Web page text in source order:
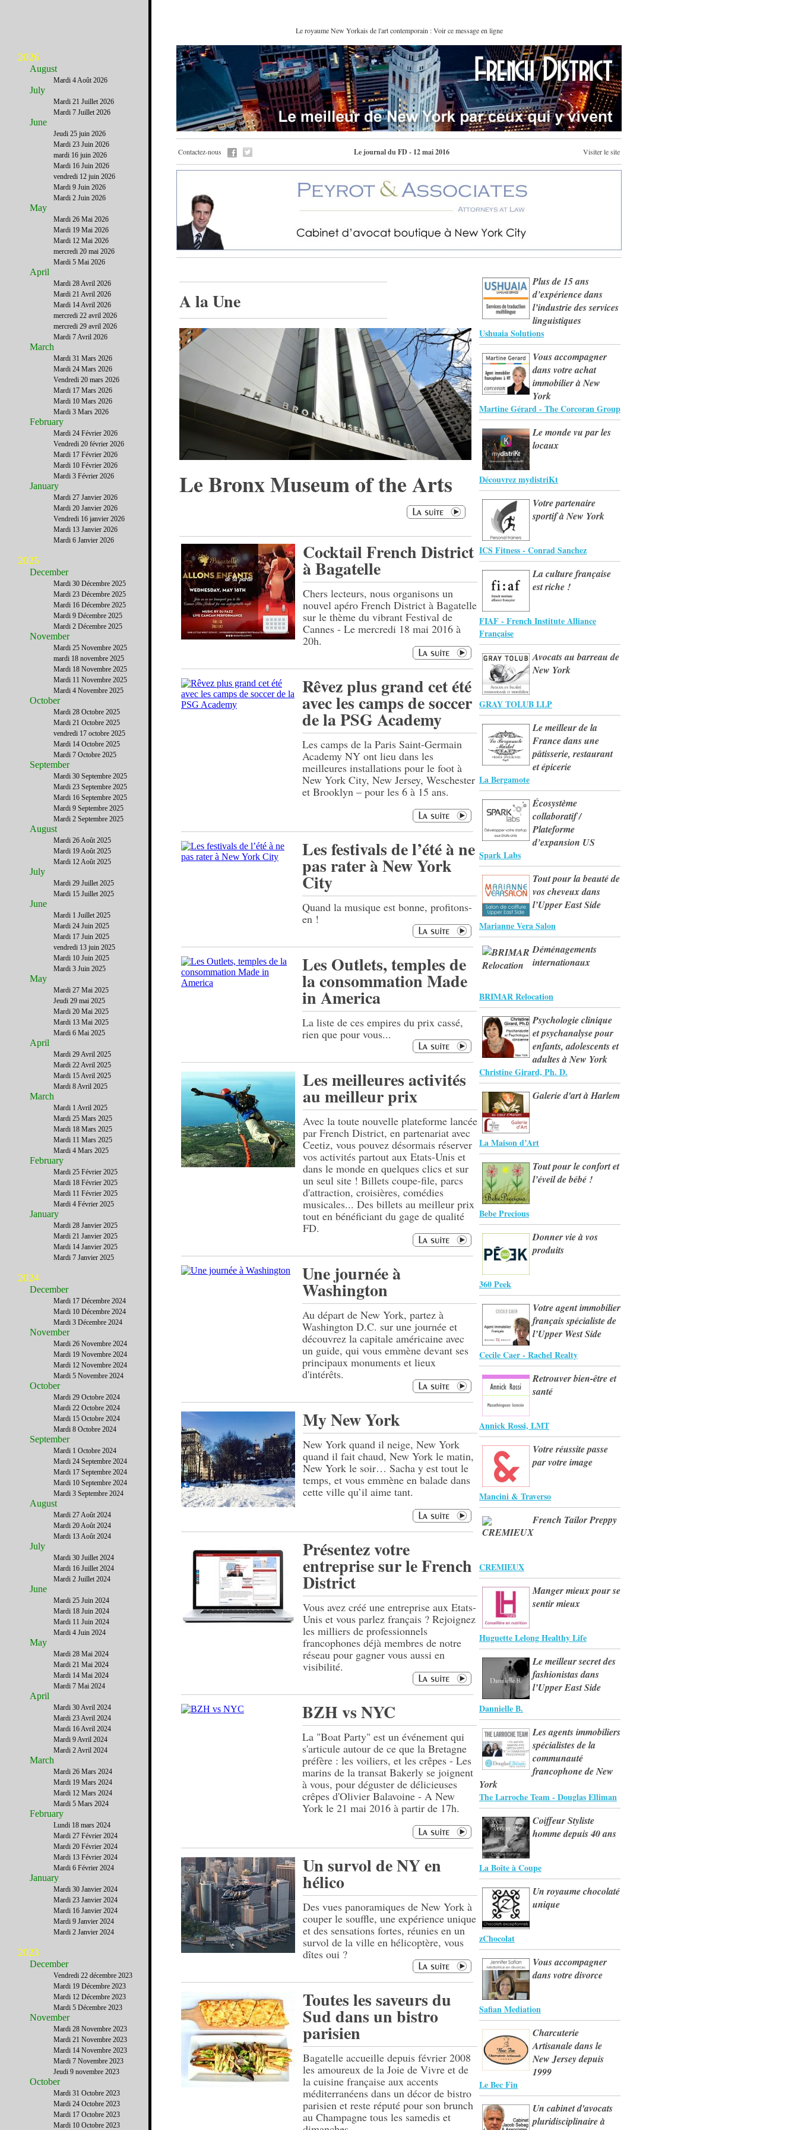
Le royaume New Yorkais de l'art contemporain : Voir ce message en ligne
Contactez-nous Le journal du FD - 12 mai 2016 Visiter le site
A la Une
Le Bronx Museum of the Arts
Cocktail French District
à Bagatelle
Chers lecteurs, nous organisons un
nouvel apéro French District à Bagatelle
sur le thème du vibrant Festival de
Cannes - Le mercredi 18 mai 2016 à
20h.
Rêvez plus grand cet été
avec les camps de soccer
de la PSG Academy
Les camps de la Paris Saint-Germain
Academy NY ont lieu dans les
meilleures installations pour le foot à
New York City, New Jersey, Weschester
et Brooklyn – pour les 6 à 15 ans.
Les festivals de l’été à ne
pas rater à New York
City
Quand la musique est bonne, profitons-
en !
Les Outlets, temples de
la consommation Made
in America
La liste de ces empires du prix cassé,
rien que pour vous...
Les meilleures activités
au meilleur prix
Avec la toute nouvelle plateforme lancée
par French District, en partenariat avec
Ceetiz, vous pouvez désormais réserver
vos activités partout aux Etats-Unis et
dans le monde en quelques clics et sur
un seul site ! Billets coupe-file, parcs
d'attraction, croisières, comédies
musicales... Des billets au meilleur prix
tout en bénéficiant du gage de qualité
FD.
Une journée à
Washington
Au départ de New York, partez à
Washington D.C. sur une journée et
découvrez la capitale américaine avec
un guide, qui vous emmène devant ses
principaux monuments et lieux
d'intérêts.
My New York
New York quand il neige, New York
quand il fait chaud, New York le matin,
New York le soir… Sacha y est tout le
temps, et vous emmène en balade dans
cette ville qu’il aime tant.
Présentez votre
entreprise sur le French
District
Vous avez créé une entreprise aux Etats-
Unis et vous parlez français ? Rejoignez
les milliers de professionnels
francophones déjà membres de notre
réseau pour gagner vous aussi en
visibilité.
BZH vs NYC
La "Boat Party" est un événement qui
s'articule autour de ce que la Bretagne
préfère : les voiliers, et les crêpes - Les
marins de la transat Bakerly se joignent
à vous, pour déguster de délicieuses
crêpes d'Olivier Balavoine - A New
York le 21 mai 2016 à partir de 17h.
Un survol de NY en
hélico
Des vues panoramiques de New York à
couper le souffle, une expérience unique
et des sensations fortes, réunies en un
survol de la ville en hélicoptère, vous
dîtes oui ?
Toutes les saveurs du
Sud dans un bistro
parisien
Bagatelle accueille depuis février 2008
les amoureux de la Joie de Vivre et de
la cuisine française aux accents
méditerranéens dans un décor de bistro
parisien et reste réputé pour son brunch
au Champagne tous les samedis et
Plus de 15 ans
d’expérience dans
l’industrie des services
linguistiques
Ushuaia Solutions
Vous accompagner
dans votre achat
immobilier à New
York
Martine Gérard - The Corcoran Group
Le monde vu par les
locaux
Découvrez mydistriKt
Votre partenaire
sportif à New York
ICS Fitness - Conrad Sanchez
La culture française
est riche !
FIAF - French Institute Alliance
Française
Avocats au barreau de
New York
GRAY TOLUB LLP
Le meilleur de la
France dans une
pâtisserie, restaurant
et épicerie
La Bergamote
Écosystème
collaboratif /
Plateforme
d’expansion US
Spark Labs
Tout pour la beauté de
vos cheveux dans
l’Upper East Side
Marianne Vera Salon
Déménagements
internationaux
BRIMAR Relocation
Psychologie clinique
et psychanalyse pour
enfants, adolescents et
adultes à New York
Christine Girard, Ph. D.
Galerie d'art à Harlem
La Maison d’Art
Tout pour le confort et
l’éveil de bébé !
Bebe Precious
Donner vie à vos
produits
360 Peek
Votre agent immobilier
français spécialiste de
l’Upper West Side
Cecile Caer - Rachel Realty
Retrouver bien-être et
santé
Annick Rossi, LMT
Votre réussite passe
par votre image
Mancini & Traverso
French Tailor Preppy
CREMIEUX
Manger mieux pour se
sentir mieux
Huguette Lelong Healthy Life
Le meilleur secret des
fashionistas dans
l’Upper East Side
Dannielle B.
Les agents immobiliers
spécialistes de la
communauté
francophone de New
York
The Larroche Team - Douglas Elliman
Coiffeur Styliste
homme depuis 40 ans
La Boîte à Coupe
Un royaume chocolaté
unique
zChocolat
Vous accompagner
dans votre divorce
Safian Mediation
Charcuterie
Artisanale dans le
New Jersey depuis
1999
Le Bec Fin
Un cabinet d'avocats
pluridisciplinaire à
2026
August
Mardi 4 Août 2026
July
Mardi 21 Juillet 2026
Mardi 7 Juillet 2026
June
Jeudi 25 juin 2026
Mardi 23 Juin 2026
mardi 16 juin 2026
Mardi 16 Juin 2026
vendredi 12 juin 2026
Mardi 9 Juin 2026
Mardi 2 Juin 2026
May
Mardi 26 Mai 2026
Mardi 19 Mai 2026
Mardi 12 Mai 2026
mercredi 20 mai 2026
Mardi 5 Mai 2026
April
Mardi 28 Avril 2026
Mardi 21 Avril 2026
Mardi 14 Avril 2026
mercredi 22 avril 2026
mercredi 29 avril 2026
Mardi 7 Avril 2026
March
Mardi 31 Mars 2026
Mardi 24 Mars 2026
Vendredi 20 mars 2026
Mardi 17 Mars 2026
Mardi 10 Mars 2026
Mardi 3 Mars 2026
February
Mardi 24 Février 2026
Vendredi 20 février 2026
Mardi 17 Février 2026
Mardi 10 Février 2026
Mardi 3 Février 2026
January
Mardi 27 Janvier 2026
Mardi 20 Janvier 2026
Vendredi 16 janvier 2026
Mardi 13 Janvier 2026
Mardi 6 Janvier 2026
2025
December
Mardi 30 Décembre 2025
Mardi 23 Décembre 2025
Mardi 16 Décembre 2025
Mardi 9 Décembre 2025
Mardi 2 Décembre 2025
November
Mardi 25 Novembre 2025
mardi 18 novembre 2025
Mardi 18 Novembre 2025
Mardi 11 Novembre 2025
Mardi 4 Novembre 2025
October
Mardi 28 Octobre 2025
Mardi 21 Octobre 2025
vendredi 17 octobre 2025
Mardi 14 Octobre 2025
Mardi 7 Octobre 2025
September
Mardi 30 Septembre 2025
Mardi 23 Septembre 2025
Mardi 16 Septembre 2025
Mardi 9 Septembre 2025
Mardi 2 Septembre 2025
August
Mardi 26 Août 2025
Mardi 19 Août 2025
Mardi 12 Août 2025
July
Mardi 29 Juillet 2025
Mardi 15 Juillet 2025
June
Mardi 1 Juillet 2025
Mardi 24 Juin 2025
Mardi 17 Juin 2025
vendredi 13 juin 2025
Mardi 10 Juin 2025
Mardi 3 Juin 2025
May
Mardi 27 Mai 2025
Jeudi 29 mai 2025
Mardi 20 Mai 2025
Mardi 13 Mai 2025
Mardi 6 Mai 2025
April
Mardi 29 Avril 2025
Mardi 22 Avril 2025
Mardi 15 Avril 2025
Mardi 8 Avril 2025
March
Mardi 1 Avril 2025
Mardi 25 Mars 2025
Mardi 18 Mars 2025
Mardi 11 Mars 2025
Mardi 4 Mars 2025
February
Mardi 25 Février 2025
Mardi 18 Février 2025
Mardi 11 Février 2025
Mardi 4 Février 2025
January
Mardi 28 Janvier 2025
Mardi 21 Janvier 2025
Mardi 14 Janvier 2025
Mardi 7 Janvier 2025
2024
December
Mardi 17 Décembre 2024
Mardi 10 Décembre 2024
Mardi 3 Décembre 2024
November
Mardi 26 Novembre 2024
Mardi 19 Novembre 2024
Mardi 12 Novembre 2024
Mardi 5 Novembre 2024
October
Mardi 29 Octobre 2024
Mardi 22 Octobre 2024
Mardi 15 Octobre 2024
Mardi 8 Octobre 2024
September
Mardi 1 Octobre 2024
Mardi 24 Septembre 2024
Mardi 17 Septembre 2024
Mardi 10 Septembre 2024
Mardi 3 Septembre 2024
August
Mardi 27 Août 2024
Mardi 20 Août 2024
Mardi 13 Août 2024
July
Mardi 30 Juillet 2024
Mardi 16 Juillet 2024
Mardi 2 Juillet 2024
June
Mardi 25 Juin 2024
Mardi 18 Juin 2024
Mardi 11 Juin 2024
Mardi 4 Juin 2024
May
Mardi 28 Mai 2024
Mardi 21 Mai 2024
Mardi 14 Mai 2024
Mardi 7 Mai 2024
April
Mardi 30 Avril 2024
Mardi 23 Avril 2024
Mardi 16 Avril 2024
Mardi 9 Avril 2024
Mardi 2 Avril 2024
March
Mardi 26 Mars 2024
Mardi 19 Mars 2024
Mardi 12 Mars 2024
Mardi 5 Mars 2024
February
Lundi 18 mars 2024
Mardi 27 Février 2024
Mardi 20 Février 2024
Mardi 13 Février 2024
Mardi 6 Février 2024
January
Mardi 30 Janvier 2024
Mardi 23 Janvier 2024
Mardi 16 Janvier 2024
Mardi 9 Janvier 2024
Mardi 2 Janvier 2024
2023
December
Vendredi 22 décembre 2023
Mardi 19 Décembre 2023
Mardi 12 Décembre 2023
Mardi 5 Décembre 2023
November
Mardi 28 Novembre 2023
Mardi 21 Novembre 2023
Mardi 14 Novembre 2023
Mardi 7 Novembre 2023
Jeudi 9 novembre 2023
October
Mardi 31 Octobre 2023
Mardi 24 Octobre 2023
Mardi 17 Octobre 2023
Mardi 10 Octobre 2023